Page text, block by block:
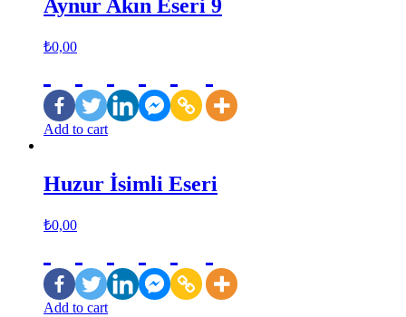
Aynur Akın Eseri 9
₺0,00
Add to cart
Huzur İsimli Eseri
₺0,00
Add to cart